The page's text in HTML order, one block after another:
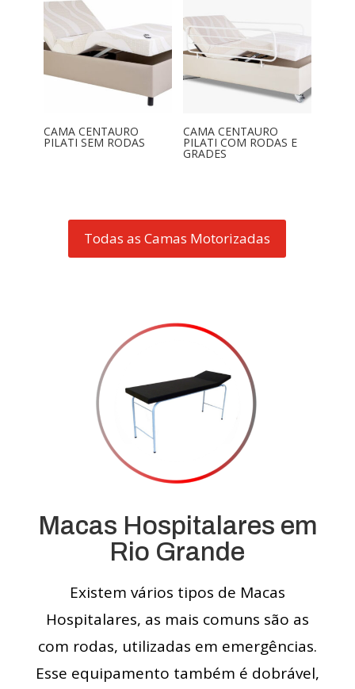
CAMA CENTAURO
PILATI SEM RODAS
CAMA CENTAURO
PILATI COM RODAS E
GRADES
Todas as Camas Motorizadas
Macas Hospitalares em
Rio Grande
Existem vários tipos de Macas
Hospitalares, as mais comuns são as
com rodas, utilizadas em emergências.
Esse equipamento também é dobrável,